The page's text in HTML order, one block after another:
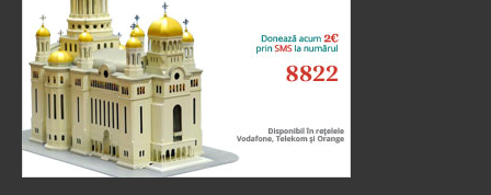
doxologia.ro
Preia articolele Doxologia în site-ul tău!